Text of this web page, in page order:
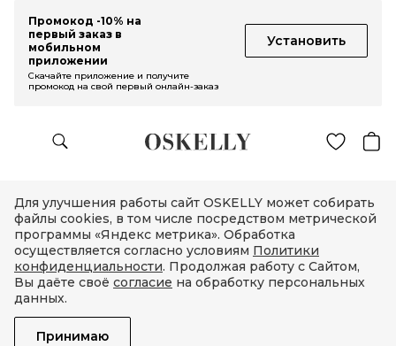
Промокод -10% на
первый заказ в
мобильном
приложении
Установить
Скачайте приложение и получите
промокод на свой первый онлайн-заказ
Для улучшения работы сайт OSKELLY может собирать
файлы cookies, в том числе посредством метрической
программы «Яндекс метрика». Обработка
осуществляется согласно условиям Политики
конфиденциальности. Продолжая работу с Сайтом,
Вы даёте своё согласие на обработку персональных
данных.
Принимаю